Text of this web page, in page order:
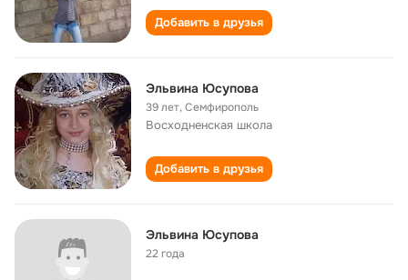
Добавить в друзья
Эльвина Юсупова
39 лет,Семфирополь
Восходненская школа
Добавить в друзья
Эльвина Юсупова
22 года